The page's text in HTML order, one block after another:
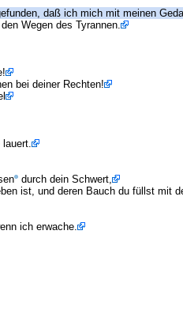
daß ich mich mit meinen
Wegen des Tyrannen.
bei deiner Rechten!
lauert.
durch dein Schwert,
ist, und deren Bauch du füllst mit
ich erwache.